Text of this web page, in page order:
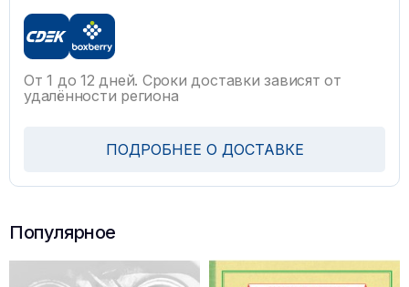
От 1 до 12 дней. Сроки доставки зависят от
удалённости региона
ПОДРОБНЕЕ О ДОСТАВКЕ
Популярное